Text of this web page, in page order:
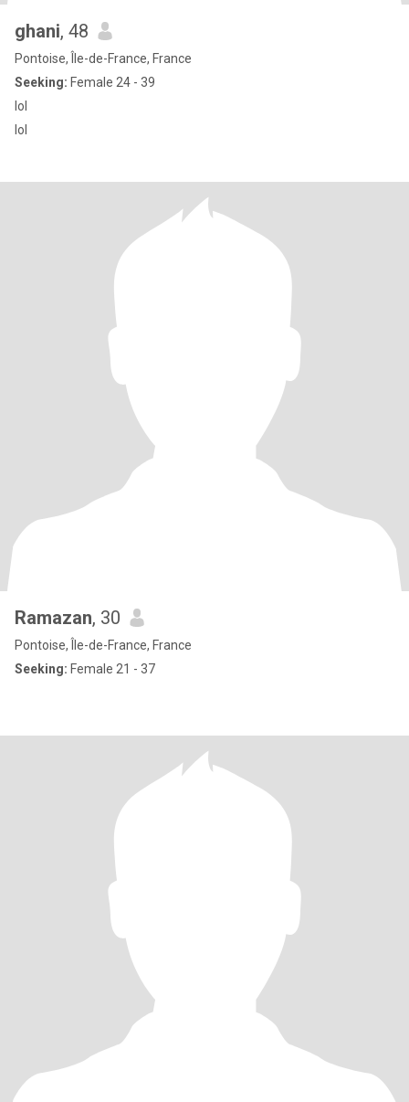
ghani, 48
Pontoise, Île-de-France, France
Seeking: Female 24 - 39
lol
lol
Ramazan, 30
Pontoise, Île-de-France, France
Seeking: Female 21 - 37